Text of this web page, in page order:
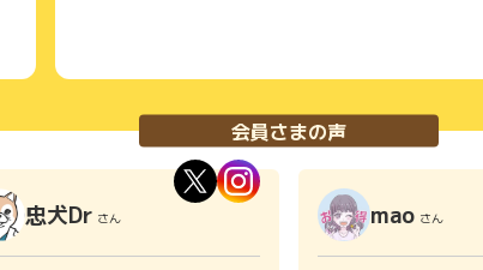
会員さまの声
忠犬Dr さん mao さん